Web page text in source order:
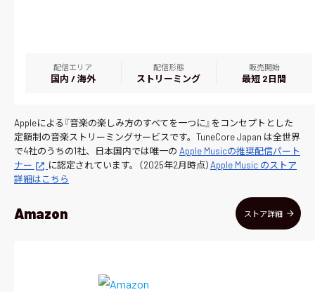
配信エリア
国内 / 海外
配信形態
ストリーミング
販売開始
最短 2日間
Appleによる『音楽の楽しみ方のすべてを一つに』をコンセプトとした
定額制の音楽ストリーミングサービスです。TuneCore Japan は全世界
で4社のうちの1社、日本国内では唯一の Apple Musicの推奨配信パート
ナー
に認定されています。（2025年2月時点）Apple Music のストア
詳細はこちら
Amazon ストア詳細